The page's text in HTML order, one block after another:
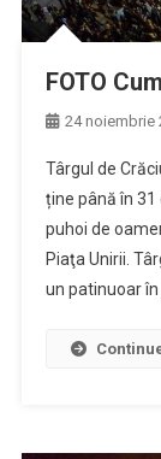
FOTO
24 noiembrie
Târgul de
ține până în
puhoi de
Piaţa Unirii.
un patinuoar în